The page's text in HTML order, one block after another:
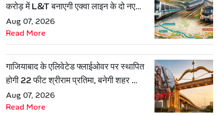
करोड़ में L&T बनाएगी एक्वा लाइन के दो नए
रूट
Aug 07, 2026
Read More
गाजियाबाद के एलिवेटेड फ्लाईओवर पर स्थापित
होगी 22 फीट श्रीराम प्रतिमा, बनेगी शहर की
नई पहचान
Aug 07, 2026
Read More